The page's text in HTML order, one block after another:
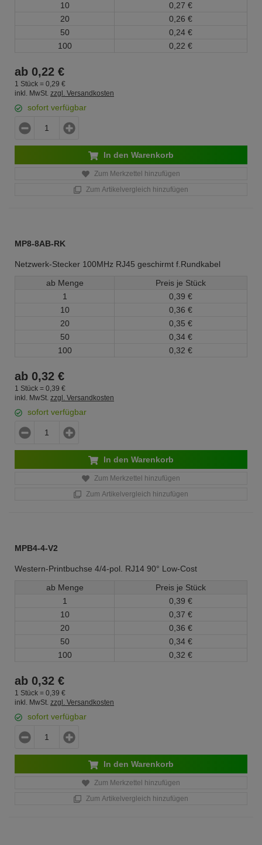
10
0, 27 €
20
0, 26 €
50
0, 24 €
100
0, 22 €
ab 0,22 €
1 Stück = 0, 29 €
inkl. MwSt. zzgl. Versandkosten
sofort verfügbar
In den Warenkorb
Zum Merkzettel hinzufügen
Zum Artikelvergleich hinzufügen
MP8-8AB-RK
Netzwerk-Stecker 100MHz RJ45 geschirmt f.Rundkabel
ab Menge
Preis je Stück
1
0, 39 €
10
0, 36 €
20
0, 35 €
50
0, 34 €
100
0, 32 €
ab 0,32 €
1 Stück = 0, 39 €
inkl. MwSt. zzgl. Versandkosten
sofort verfügbar
In den Warenkorb
Zum Merkzettel hinzufügen
Zum Artikelvergleich hinzufügen
MPB4-4-V2
Western-Printbuchse 4/4-pol. RJ14 90° Low-Cost
ab Menge
Preis je Stück
1
0, 39 €
10
0, 37 €
20
0, 36 €
50
0, 34 €
100
0, 32 €
ab 0,32 €
1 Stück = 0, 39 €
inkl. MwSt. zzgl. Versandkosten
sofort verfügbar
In den Warenkorb
Zum Merkzettel hinzufügen
Zum Artikelvergleich hinzufügen